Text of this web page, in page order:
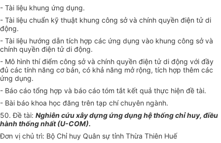
- Tài liệu khung ứng dụng.
- Tài liệu chuẩn kỹ thuật khung công sở và chính quyền điện tử di
động.
- Tài liệu hướng dẫn tích hợp các ứng dụng vào khung công sở và
chính quyền điện tử di động.
- Mô hình thí điểm công sở và chính quyền điện tử di động với đầy
đủ các tính năng cơ bản, có khả năng mở rộng, tích hợp thêm các
ứng dụng.
- Báo cáo tổng hợp và báo cáo tóm tắt kết quả thực hiện đề tài.
- Bài báo khoa học đăng trên tạp chí chuyên ngành.
50. Đề tài: Nghiên cứu xây dựng ứng dụng hệ thống chỉ huy, điều
hành thống nhất (U-COM).
Đơn vị chủ trì: Bộ Chỉ huy Quân sự tỉnh Thừa Thiên Huế